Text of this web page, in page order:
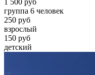
группа 6 человек
250 руб
взрослый
150 руб
детский